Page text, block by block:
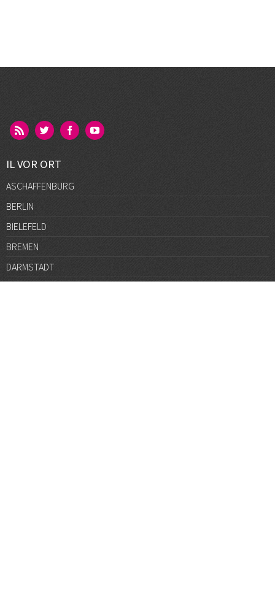
IL VOR ORT
ASCHAFFENBURG
BERLIN
BIELEFELD
BREMEN
DARMSTADT